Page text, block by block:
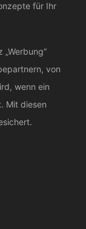
für Ihr
von
wenn ein
Mit diesen